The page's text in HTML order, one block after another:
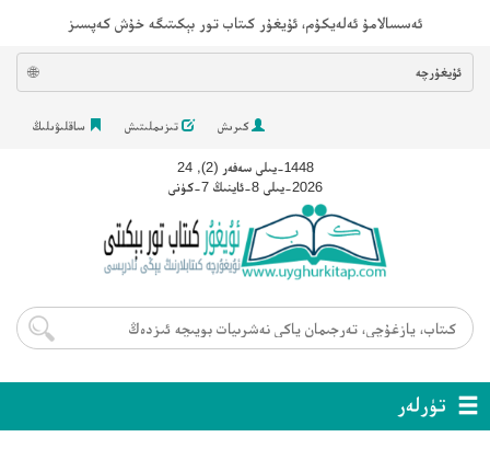
ئەسسالامۇ ئەلەيكۇم، ئۇيغۇر كىتاب تور بېكىتىگە خۇش كەپسىز
ئۇيغۇرچە 🌐
كىرىش تىزىملىتىش ساقلىۋىلىڭ
1448-يىلى سەفەر (2), 24
2026-يىلى 8-ئاينىڭ 7-كۈنى
تۈرلەر